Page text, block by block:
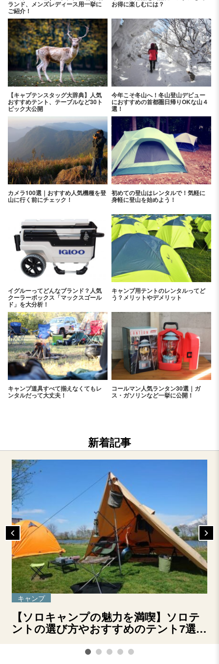
ランド、メンズレディース用一挙に
ご紹介！
お得に楽しむには？
【キャプテンスタッグ大辞典】人気
おすすめテント、テーブルなど30ト
ピック大公開
今年こそ冬山へ！冬山登山デビュー
におすすめの首都圏日帰りOKな山４
選！
カメラ100選｜おすすめ人気機種を登
山に行く前にチェック！
初めての登山はレンタルで！気軽に
身軽に登山を始めよう！
イグルーってどんなブランド？人気
クーラーボックス「マックスゴール
ド」を大分析！
キャンプ用テントのレンタルってど
う？メリットやデメリット
キャンプ道具すべて揃えなくてもレ
ンタルだって大丈夫！
コールマン人気ランタン30選｜ガ
ス・ガソリンなど一挙に公開！
新着記事
キャンプ
【ソロキャンプの魅力を満喫】ソロテ
ントの選び方やおすすめのテント7選を